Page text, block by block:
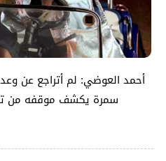
أحمد العوضي: لم أتراجع عن وعد
سمرة يكشف موقفه من